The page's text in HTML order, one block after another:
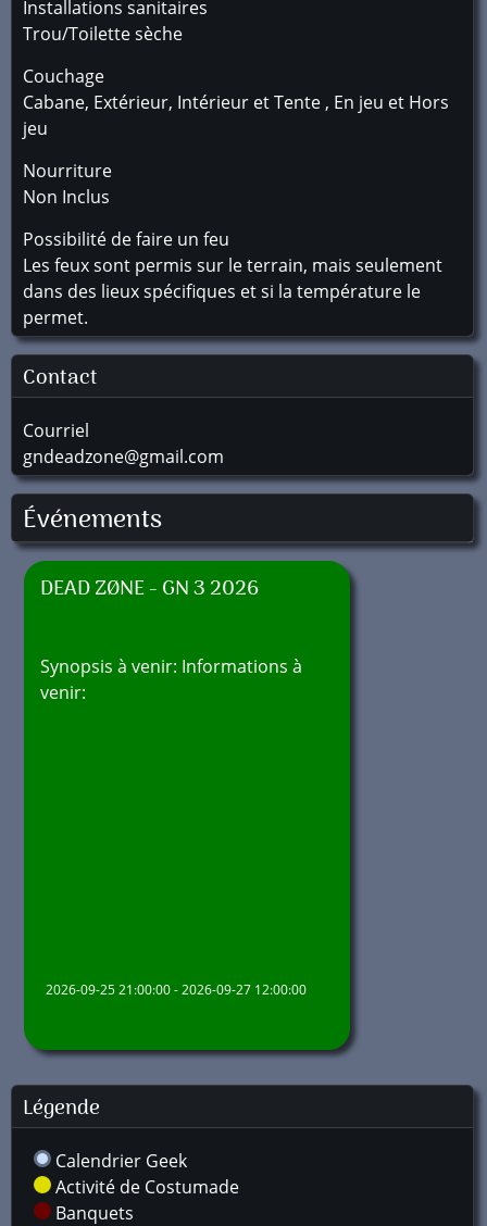
Installations sanitaires
Trou/Toilette sèche
Couchage
Cabane, Extérieur, Intérieur et Tente , En jeu et Hors
jeu
Nourriture
Non Inclus
Possibilité de faire un feu
Les feux sont permis sur le terrain, mais seulement
dans des lieux spécifiques et si la température le
permet.
Contact
Courriel
gndeadzone@gmail.com
Événements
DEAD ZØNE - GN 3 2026
Synopsis à venir: Informations à
venir:
2026-09-25 21:00:00 - 2026-09-27 12:00:00
Légende
Calendrier Geek
Activité de Costumade
Banquets